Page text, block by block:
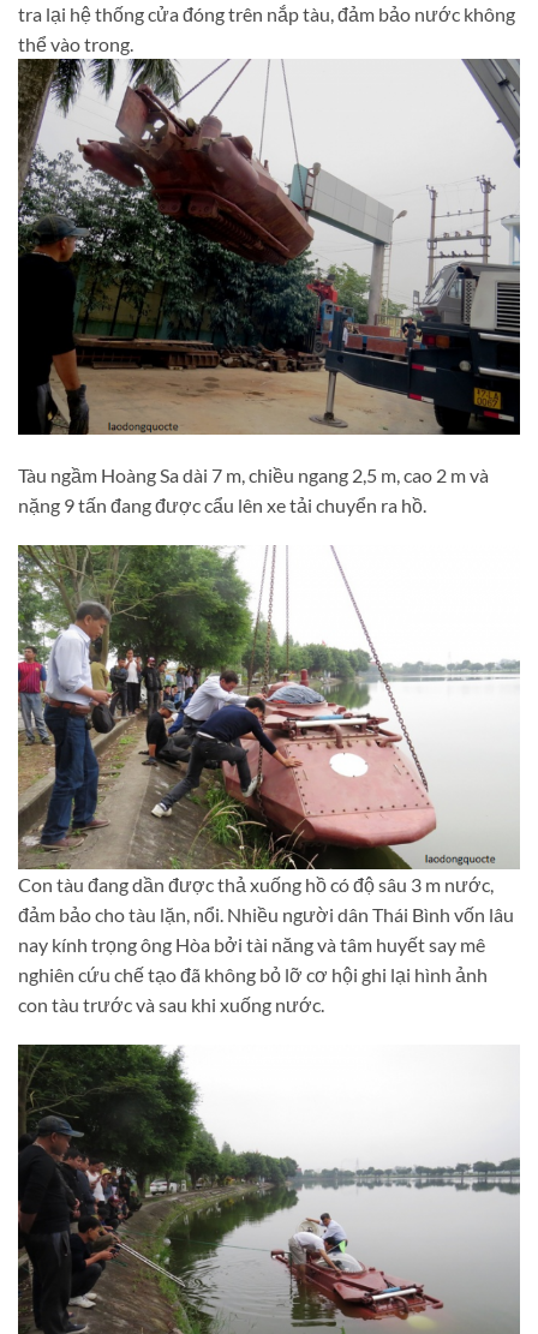
tra lại hệ thống cửa đóng trên nắp tàu, đảm bảo nước không
thể vào trong.
Tàu ngầm Hoàng Sa dài 7 m, chiều ngang 2,5 m, cao 2 m và
nặng 9 tấn đang được cẩu lên xe tải chuyển ra hồ.
Con tàu đang dần được thả xuống hồ có độ sâu 3 m nước,
đảm bảo cho tàu lặn, nổi. Nhiều người dân Thái Bình vốn lâu
nay kính trọng ông Hòa bởi tài năng và tâm huyết say mê
nghiên cứu chế tạo đã không bỏ lỡ cơ hội ghi lại hình ảnh
con tàu trước và sau khi xuống nước.